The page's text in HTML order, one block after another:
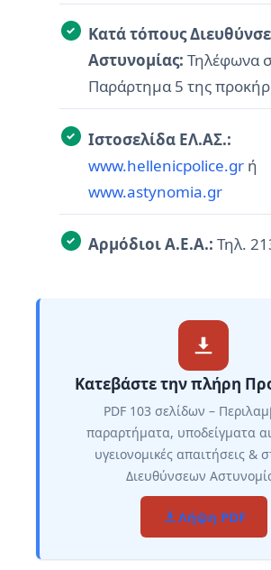
Κατά τόπους
Αστυνομίας: Τηλέφωνα
Παράρτημα 5 της
Ιστοσελίδα ΕΛ.ΑΣ.:
www.hellenicpolice.grή
www.astynomia.gr
Αρμόδιοι Α.Ε.Α.: Τηλ.
Κατεβάστε την πλήρη
PDF 103 σελίδων –
παραρτήματα, υποδείγματα
υγειονομικές απαιτήσεις &
Διευθύνσεων
Λήψη PDF